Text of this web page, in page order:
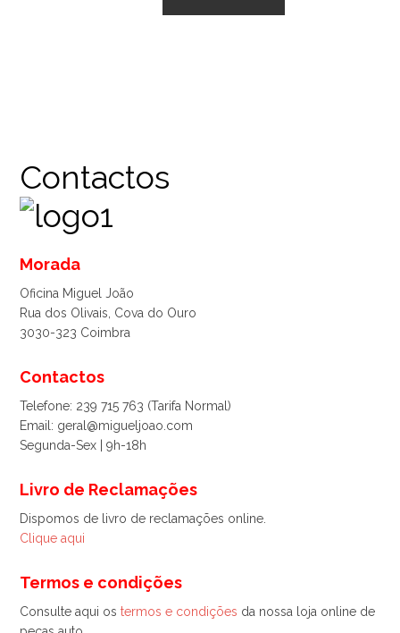
Contactos
Morada
Oficina Miguel João
Rua dos Olivais, Cova do Ouro
3030-323 Coimbra
Contactos
Telefone: 239 715 763 (Tarifa Normal)
Email: geral@migueljoao.com
Segunda-Sex | 9h-18h
Livro de Reclamações
Dispomos de livro de reclamações online.
Clique aqui
Termos e condições
Consulte aqui ostermos e condições da nossa loja online de